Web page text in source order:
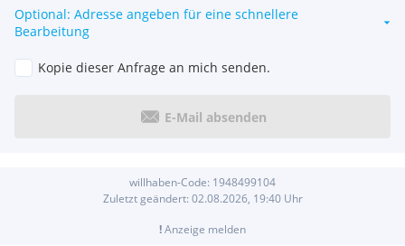
Optional: Adresse angeben für eine schnellere
Bearbeitung
Kopie dieser Anfrage an mich senden.
E-Mail absenden
willhaben-Code: 1948499104
Zuletzt geändert: 02.08.2026, 19:40Uhr
!Anzeige melden